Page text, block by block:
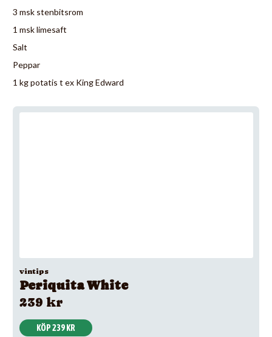
3 msk stenbitsrom
1 msk limesaft
Salt
Peppar
1 kg potatis t ex King Edward
vintips
Periquita White
239 kr
KÖP 239 KR